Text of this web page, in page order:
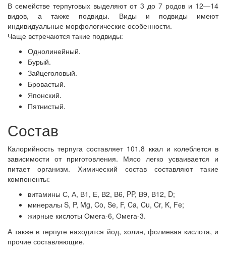
В семействе терпуговых выделяют от 3 до 7 родов и 12—14
видов, а также подвиды. Виды и подвиды имеют
индивидуальные морфологические особенности.
Чаще встречаются такие подвиды:
Однолинейный.
Бурый.
Зайцеголовый.
Бровастый.
Японский.
Пятнистый.
Состав
Калорийность терпуга составляет 101.8 ккал и колеблется в
зависимости от приготовления. Мясо легко усваивается и
питает организм. Химический состав составляют такие
компоненты:
витамины С, А, В1, Е, В2, В6, PP, В9, В12, D;
минералы S, P, Mg, Co, Se, F, Ca, Cu, Cr, K, Fe;
жирные кислоты Омега-6, Омега-3.
А также в терпуге находится йод, холин, фолиевая кислота, и
прочие составляющие.